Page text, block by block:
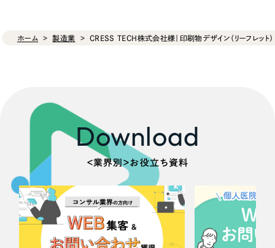
ホーム 製造業 CRESS TECH株式会社様｜印刷物デザイン（リーフレット）
Download
＜業界別＞お役立ち資料